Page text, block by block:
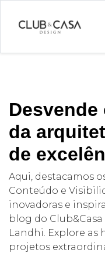
da
de
Aqui, destacamos
Conteúdo e
inovadoras e
blog do
Landhi. Explore as
projetos